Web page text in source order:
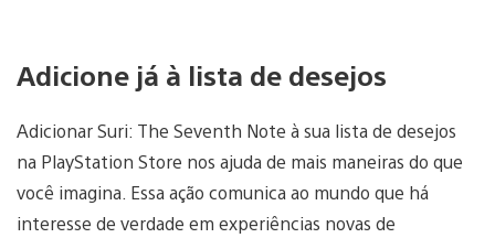
Adicione já à lista de desejos
Adicionar Suri: The Seventh Note à sua lista de desejos
na PlayStation Store nos ajuda de mais maneiras do que
você imagina. Essa ação comunica ao mundo que há
interesse de verdade em experiências novas de